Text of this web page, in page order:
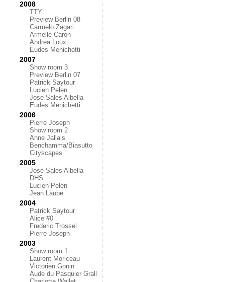
2008
TTY
Preview Berlin 08
Carmelo Zagari
Armelle Caron
Andrea Loux
Eudes Menichetti
2007
Show room 3
Preview Berlin 07
Patrick Saytour
Lucien Pelen
Jose Sales Albella
Eudes Menichetti
2006
Pierre Joseph
Show room 2
Anne Jallais
Benchamma/Biasutto
Cityscapes
2005
Jose Sales Albella
DHS
Lucien Pelen
Jean Laube
2004
Patrick Saytour
Alice #0
Frederic Trossel
Pierre Joseph
2003
Show room 1
Laurent Moriceau
Victorien Gonin
Aude du Pasquier Grall